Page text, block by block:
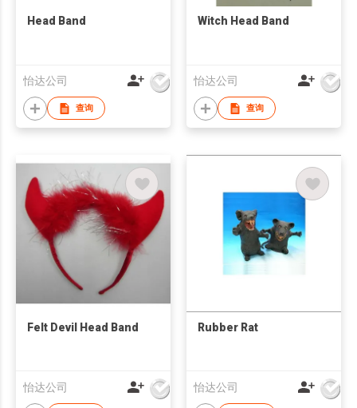
Head Band
怡达公司
查询
Witch Head Band
怡达公司
查询
Felt Devil Head Band
怡达公司
Rubber Rat
怡达公司